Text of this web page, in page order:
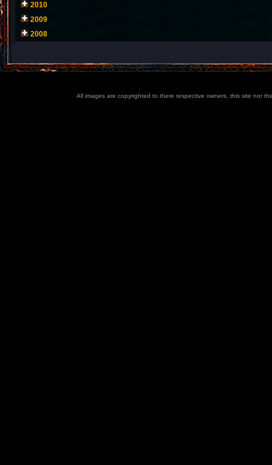
2010
2009
2008
All images are copyrighted to there respective owners, this site nor